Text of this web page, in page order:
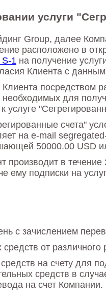
услуги
Group, далее
расположено в
1 на получение
Клиента с
Клиента
для
услуге
счета"
на e-mail
50000.00 USD
производит в
ему подписки на
с зачислением
от
на счету
средств в
на счет Компании.